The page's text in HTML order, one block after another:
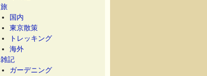
旅
国内
東京散策
トレッキング
海外
雑記
ガーデニング